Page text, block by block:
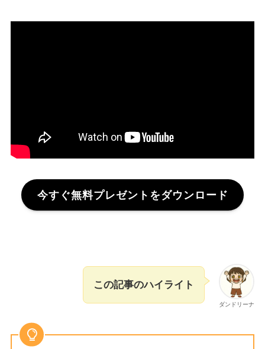
今すぐ無料プレゼントをダウンロード
ダンドリーナ
この記事のハイライト